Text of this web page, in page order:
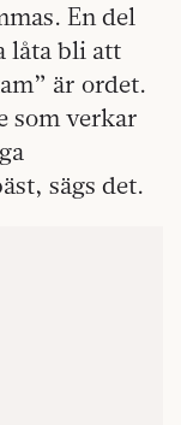
En del
låta bli att
är ordet.
som verkar
sägs det.